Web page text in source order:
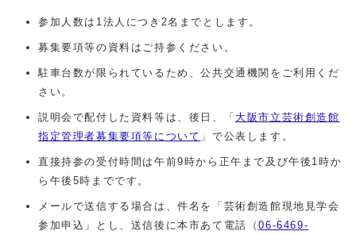
参加人数は1法人につき2名までとします。
募集要項等の資料はご持参ください。
駐車台数が限られているため、公共交通機関をご利用くだ
さい。
説明会で配付した資料等は、後日、「 大阪市立芸術創造館
指定管理者募集要項等について 」で公表します。
直接持参の受付時間は午前9時から正午まで及び午後1時か
ら午後5時までです。
メールで送信する場合は、件名を「芸術創造館現地見学会
参加申込」とし、送信後に本市あて電話（06-6469-